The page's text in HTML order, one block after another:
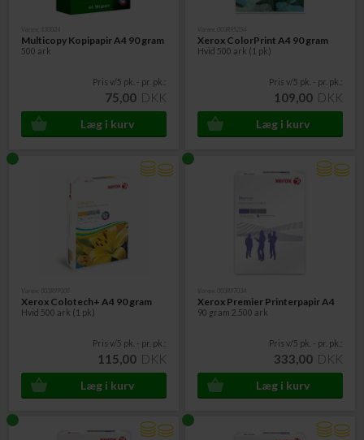
Multicopy Kopipapir A4 90 gram
500 ark
Pris v/5 pk. - pr. pk.:
75,00 DKK
Xerox ColorPrint A4 90 gram
Hvid 500 ark (1 pk)
Pris v/5 pk. - pr. pk.:
109,00 DKK
Xerox Colotech+ A4 90 gram
Hvid 500 ark (1 pk)
Pris v/5 pk. - pr. pk.:
115,00 DKK
Xerox Premier Printerpapir A4
90 gram 2.500 ark
Pris v/5 pk. - pr. pk.:
333,00 DKK